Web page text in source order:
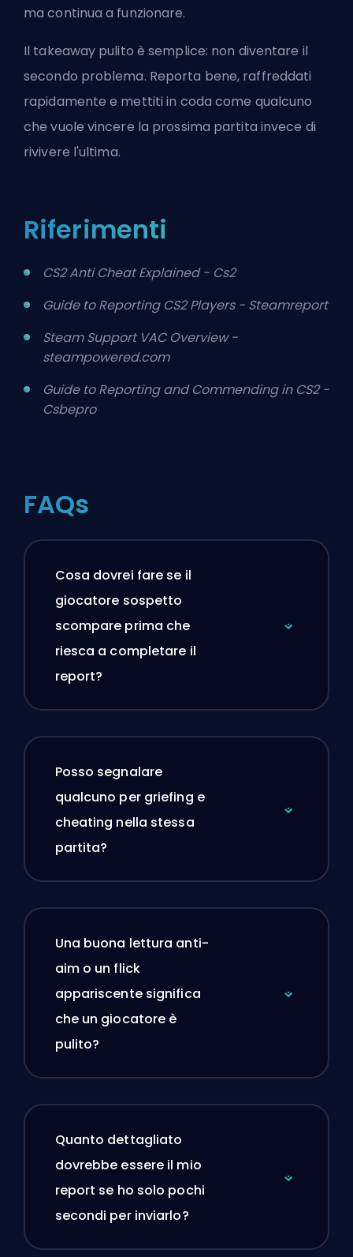
ma continua a funzionare.
Il takeaway pulito è semplice: non diventare il
secondo problema. Reporta bene, raffreddati
rapidamente e mettiti in coda come qualcuno
che vuole vincere la prossima partita invece di
rivivere l'ultima.
Riferimenti
CS2 Anti Cheat Explained - Cs2
Guide to Reporting CS2 Players - Steamreport
Steam Support VAC Overview -
steampowered.com
Guide to Reporting and Commending in CS2 -
Csbepro
FAQs
Cosa dovrei fare se il
giocatore sospetto
scompare prima che
riesca a completare il
report?
Posso segnalare
qualcuno per griefing e
cheating nella stessa
partita?
Una buona lettura anti-
aim o un flick
appariscente significa
che un giocatore è
pulito?
Quanto dettagliato
dovrebbe essere il mio
report se ho solo pochi
secondi per inviarlo?